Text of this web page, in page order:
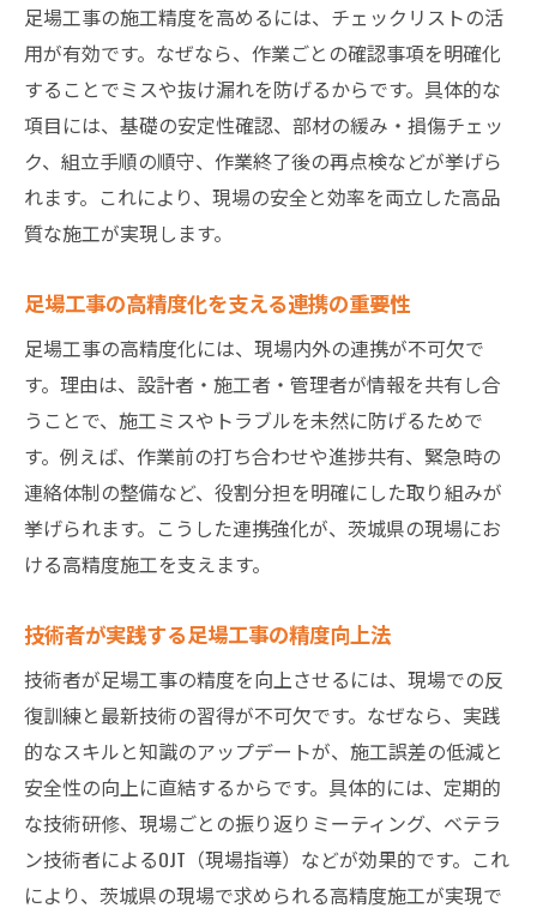
足場工事の施工精度を高めるには、チェックリストの活
用が有効です。なぜなら、作業ごとの確認事項を明確化
することでミスや抜け漏れを防げるからです。具体的な
項目には、基礎の安定性確認、部材の緩み・損傷チェッ
ク、組立手順の順守、作業終了後の再点検などが挙げら
れます。これにより、現場の安全と効率を両立した高品
質な施工が実現します。
足場工事の高精度化を支える連携の重要性
足場工事の高精度化には、現場内外の連携が不可欠で
す。理由は、設計者・施工者・管理者が情報を共有し合
うことで、施工ミスやトラブルを未然に防げるためで
す。例えば、作業前の打ち合わせや進捗共有、緊急時の
連絡体制の整備など、役割分担を明確にした取り組みが
挙げられます。こうした連携強化が、茨城県の現場にお
ける高精度施工を支えます。
技術者が実践する足場工事の精度向上法
技術者が足場工事の精度を向上させるには、現場での反
復訓練と最新技術の習得が不可欠です。なぜなら、実践
的なスキルと知識のアップデートが、施工誤差の低減と
安全性の向上に直結するからです。具体的には、定期的
な技術研修、現場ごとの振り返りミーティング、ベテラ
ン技術者によるOJT（現場指導）などが効果的です。これ
により、茨城県の現場で求められる高精度施工が実現で